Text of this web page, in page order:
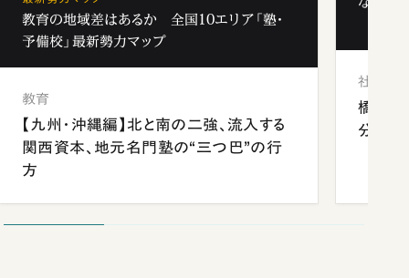
教育の地域差はあるか 全国10エリア「塾・
予備校」最新勢力マップ
教育
【九州・沖縄編】北と南の二強、流入する
関西資本、地元名門塾の“三つ巴”の行
方
社会
橋本愛
分 佐